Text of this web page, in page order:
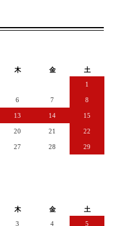
木 金
土
1
6 7 8
13 14 15
20 21 22
27 28 29
木 金
土
3 4 5